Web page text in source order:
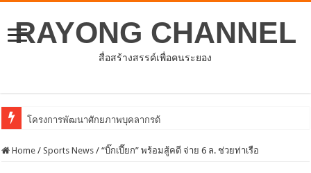
RAYONG CHANNEL
สื่อสร้างสรรค์เพื่อคนระยอง
โครงการพัฒนาศักยภาพบุคลากรด้านการให้บริการสร้างเสริมภูมิคุ้มกั
Home / Sports News / “บิ๊กเปี๊ยก” พร้อมสู้คดี จ่าย 6 ล. ช่วยท่าเรือ